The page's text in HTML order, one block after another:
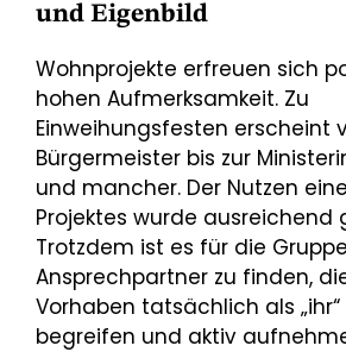
und Eigenbild
Wohnprojekte erfreuen sich
hohen Aufmerksamkeit. Zu
Einweihungsfesten erscheint
Bürgermeister bis zur
und mancher. Der Nutzen
Projektes wurde ausreichend
Trotzdem ist es für die
Ansprechpartner zu finden,
Vorhaben tatsächlich als
begreifen und aktiv